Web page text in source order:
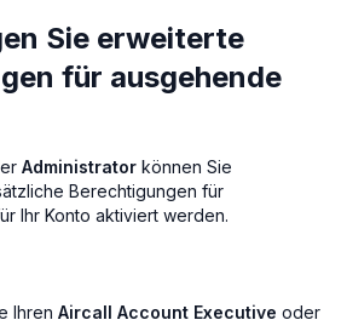
Sie erweiterte
für ausgehende
Administrator können Sie
Berechtigungen für
Ihr Konto aktiviert werden.
Ihren Aircall Account Executive oder